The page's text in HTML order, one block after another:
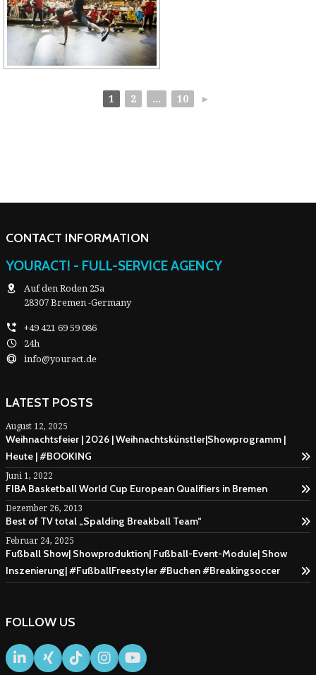
1 2 ... 10 ►
CONTACT INFORMATION
YOURACT! - FULL-SERVICE AGENCY
Auf den Roden 25a
28307 Bremen -Germany
+49 421 69 59 086
24h
info@youract.de
LATEST POSTS
August 12, 2025
Weihnachtsfeier | 2026 | Weihnachtskünstler|Showprogramm |
Heute | #BOOKING
Juni 1, 2022
FIBA Basketball World Cup European Qualifiers in Bremen
Dezember 26, 2013
Best of TV total „Spalding Breakball Team“
Februar 24, 2025
Fußball Show| Showproduktion| Fußball-Event-Module| Show
Inszenierung| #FußballFreestyler #Buchen #Breakingsoccer
FOLLOW US